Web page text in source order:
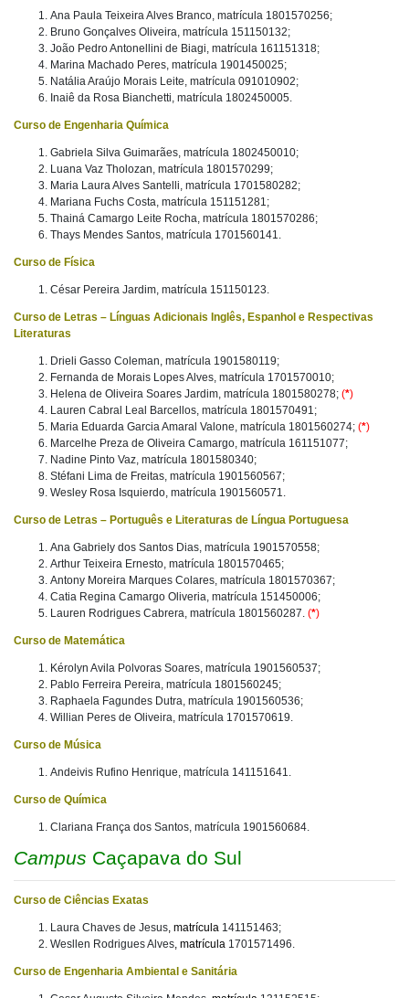
Ana Paula Teixeira Alves Branco, matrícula 1801570256;
Bruno Gonçalves Oliveira, matrícula 151150132;
João Pedro Antonellini de Biagi, matrícula 161151318;
Marina Machado Peres, matrícula 1901450025;
Natália Araújo Morais Leite, matrícula 091010902;
Inaiê da Rosa Bianchetti, matrícula 1802450005.
Curso de Engenharia Química
Gabriela Silva Guimarães, matrícula 1802450010;
Luana Vaz Tholozan, matrícula 1801570299;
Maria Laura Alves Santelli, matrícula 1701580282;
Mariana Fuchs Costa, matrícula 151151281;
Thainá Camargo Leite Rocha, matrícula 1801570286;
Thays Mendes Santos, matrícula 1701560141.
Curso de Física
César Pereira Jardim, matrícula 151150123.
Curso de Letras – Línguas Adicionais Inglês, Espanhol e Respectivas
Literaturas
Drieli Gasso Coleman, matrícula 1901580119;
Fernanda de Morais Lopes Alves, matrícula 1701570010;
Helena de Oliveira Soares Jardim, matrícula 1801580278; (*)
Lauren Cabral Leal Barcellos, matrícula 1801570491;
Maria Eduarda Garcia Amaral Valone, matrícula 1801560274; (*)
Marcelhe Preza de Oliveira Camargo, matrícula 161151077;
Nadine Pinto Vaz, matrícula 1801580340;
Stéfani Lima de Freitas, matrícula 1901560567;
Wesley Rosa Isquierdo, matrícula 1901560571.
Curso de Letras – Português e Literaturas de Língua Portuguesa
Ana Gabriely dos Santos Dias, matrícula 1901570558;
Arthur Teixeira Ernesto, matrícula 1801570465;
Antony Moreira Marques Colares, matrícula 1801570367;
Catia Regina Camargo Oliveria, matrícula 151450006;
Lauren Rodrigues Cabrera, matrícula 1801560287. (*)
Curso de Matemática
Kérolyn Avila Polvoras Soares, matrícula 1901560537;
Pablo Ferreira Pereira, matrícula 1801560245;
Raphaela Fagundes Dutra, matrícula 1901560536;
Willian Peres de Oliveira, matrícula 1701570619.
Curso de Música
Andeivis Rufino Henrique, matrícula 141151641.
Curso de Química
Clariana França dos Santos, matrícula 1901560684.
Campus Caçapava do Sul
Curso de Ciências Exatas
Laura Chaves de Jesus, matrícula 141151463;
Wesllen Rodrigues Alves, matrícula 1701571496.
Curso de Engenharia Ambiental e Sanitária